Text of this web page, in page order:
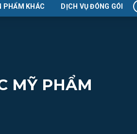
PHẨM KHÁC DỊCH VỤ ĐÓNG GÓI
MỸ PHẨM